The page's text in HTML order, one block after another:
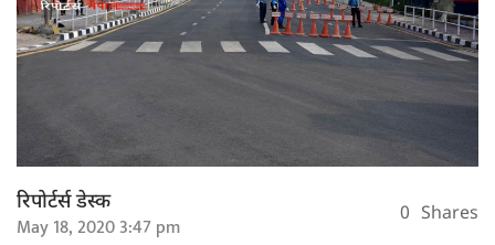
रिपोर्टर्स डेस्क
May 18, 2020 3:47 pm 0 Shares